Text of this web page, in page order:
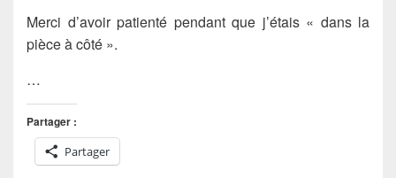
Merci d’avoir patienté pendant que j’étais « dans la
pièce à côté ».
…
Partager :
Partager